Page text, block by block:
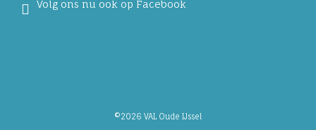
Volg ons nu ook op Facebook
©2026 VAL Oude IJssel